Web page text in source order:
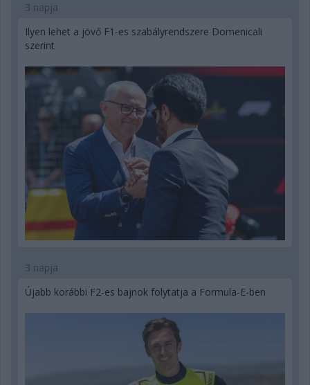
3 napja
Ilyen lehet a jövő F1-es szabályrendszere Domenicali
szerint
3 napja
Újabb korábbi F2-es bajnok folytatja a Formula-E-ben